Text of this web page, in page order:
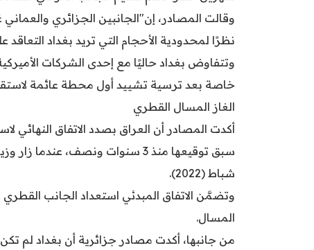
وقالت المصادر، إن"الجانبين الجزائري
نظرًا لمحدودية الأحجام التي تريد بغداد التعاقد
وتتفاوض بغداد حاليًا مع إحدى الشركات
خاصة بعد ترسية تشييد أول محطة عائمة
الغاز المسال القطري
أكدت المصادر أن العراق بصدد الاتفاق النهائي
سبق توقيعها منذ 3 سنوات ونصف،
شباط (2022).
المسال.
من جانبها، أكدت مصادر جزائرية أن بغداد لم